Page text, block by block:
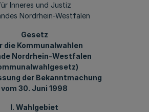
Inneres und Justiz
Nordrhein-Westfalen
Gesetz
die Kommunalwahlen
Nordrhein-Westfalen
der Bekanntmachung
vom 30. Juni 1998
I. Wahlgebiet